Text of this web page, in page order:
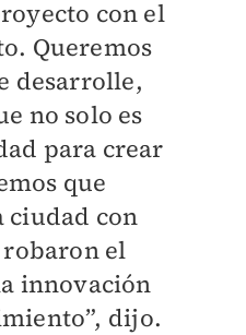
con el
Queremos
desarrolle,
no solo es
para crear
que
ciudad con
el
innovación
dijo.